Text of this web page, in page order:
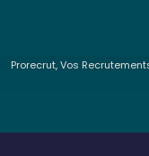
Prorecrut, Vos